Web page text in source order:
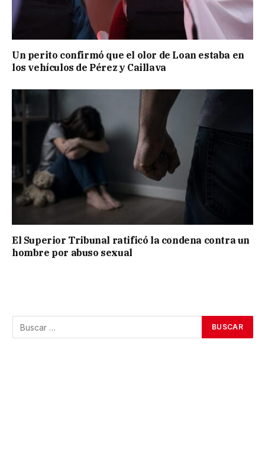
Un perito confirmó que el olor de Loan estaba en
los vehículos de Pérez y Caillava
El Superior Tribunal ratificó la condena contra un
hombre por abuso sexual